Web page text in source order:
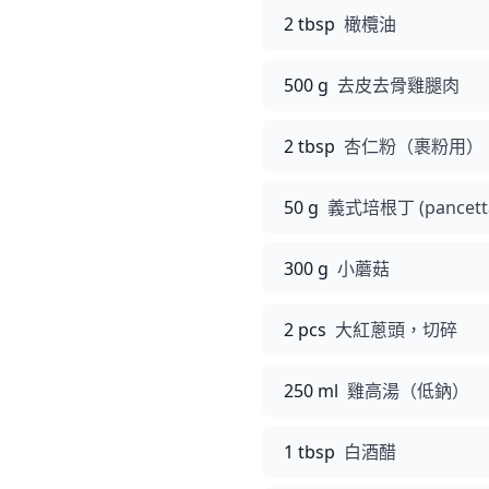
2 tbsp 橄欖油
500 g 去皮去骨雞腿肉
2 tbsp 杏仁粉（裹粉用）
50 g 義式培根丁
300 g 小蘑菇
2 pcs 大紅蔥頭，切碎
250 ml 雞高湯（低鈉）
1 tbsp 白酒醋